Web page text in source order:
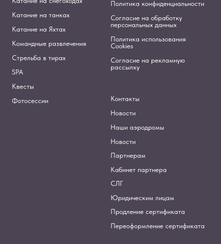
Катание на танках
Катание на Яхтах
Командные развлечения
Стрельба в тирах
SPA
Квесты
Фотосессии
Политика конфиденциальности
Согласие на обработку
персональных данных
Политика использования
Cookies
Согласие на рекламную
рассылку
Контакты
Новости
Наши аэродромы
Новости
Партнерам
Кабинет партнера
СЛГ
Юридическим лицам
Продление сертификата
Переоформление сертификата